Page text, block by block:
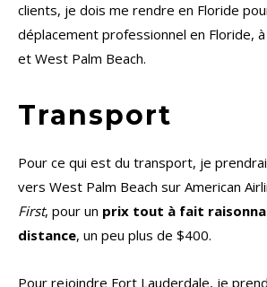
clients, je dois me rendre en Floride
déplacement professionnel en Floride,
et West Palm Beach.
Transport
Pour ce qui est du transport, je
vers West Palm Beach sur American
First, pour un prix tout à fait
distance, un peu plus de $400.
Pour rejoindre Fort Lauderdale, je